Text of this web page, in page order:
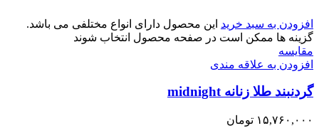
افزودن به سبد خرید این محصول دارای انواع مختلفی می باشد.
گزینه ها ممکن است در صفحه محصول انتخاب شوند
مقایسه
افزودن به علاقه مندی
گردنبند طلا زنانه midnight
۱۵,۷۶۰,۰۰۰ تومان